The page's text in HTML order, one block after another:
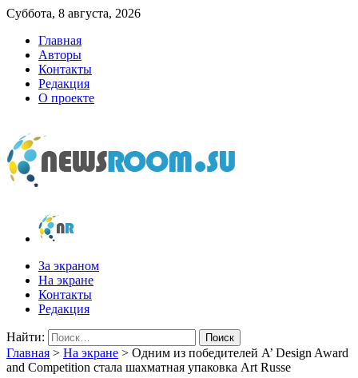
Суббота, 8 августа, 2026
Главная
Авторы
Контакты
Редакция
О проекте
newsroom.su
Новости о новостях
За экраном
На экране
Контакты
Редакция
Найти:
Главная > На экране > Одним из победителей A’ Design Award
and Competition стала шахматная упаковка Art Russe